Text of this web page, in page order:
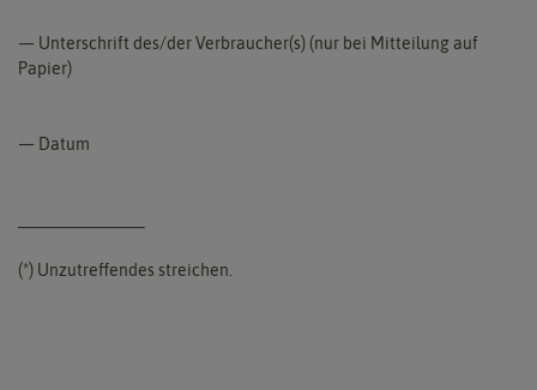
— Unterschrift des/der Verbraucher(s) (nur bei Mitteilung auf
Papier)
— Datum
(*) Unzutreffendes streichen.